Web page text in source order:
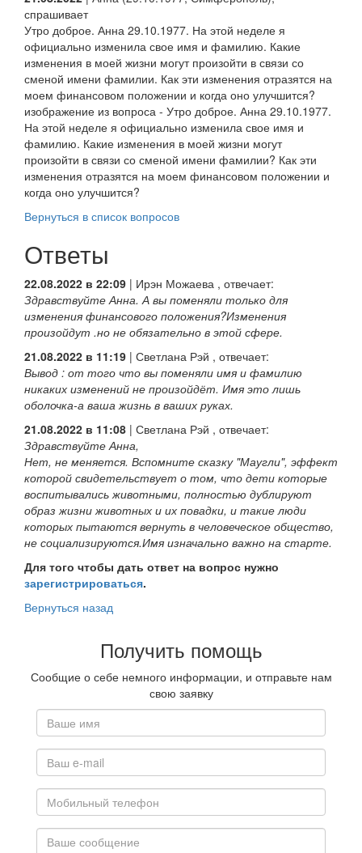
спрашивает
Утро доброе. Анна 29.10.1977. На этой неделе я
официально изменила свое имя и фамилию. Какие
изменения в моей жизни могут произойти в связи со
сменой имени фамилии. Как эти изменения отразятся на
моем финансовом положении и когда оно улучшится?
изображение из вопроса - Утро доброе. Анна 29.10.1977.
На этой неделе я официально изменила свое имя и
фамилию. Какие изменения в моей жизни могут
произойти в связи со сменой имени фамилии? Как эти
изменения отразятся на моем финансовом положении и
когда оно улучшится?
Вернуться в список вопросов
Ответы
22.08.2022 в 22:09 | Ирэн Можаева , отвечает:
Здравствуйте Анна. А вы поменяли только для
изменения финансового положения?Изменения
произойдут .но не обязательно в этой сфере.
21.08.2022 в 11:19 | Светлана Рэй , отвечает:
Вывод : от того что вы поменяли имя и фамилию
никаких изменений не произойдёт. Имя это лишь
оболочка-а ваша жизнь в ваших руках.
21.08.2022 в 11:08 | Светлана Рэй , отвечает:
Здравствуйте Анна,
Нет, не меняется. Вспомните сказку "Маугли", эффект
которой свидетельствует о том, что дети которые
воспитывались животными, полностью дублируют
образ жизни животных и их повадки, и такие люди
которых пытаются вернуть в человеческое общество,
не социализируются.Имя изначально важно на старте.
Для того чтобы дать ответ на вопрос нужно
зарегистрироваться.
Вернуться назад
Получить помощь
Сообщие о себе немного информации, и отправьте нам
свою заявку